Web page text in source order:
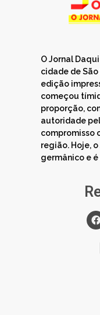
O Jornal
cidade de
edição
começou
proporção,
autoridade
compromisso
região. Hoje,
germânico e